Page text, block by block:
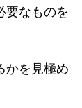
要なものを
かを見極め